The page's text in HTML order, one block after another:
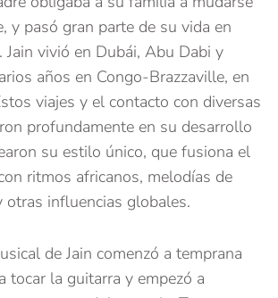
y pasó gran parte de su vida en
Jain vivió en Dubái, Abu Dabi y
años en Congo-Brazzaville, en
viajes y el contacto con diversas
profundamente en su desarrollo
su estilo único, que fusiona el
ritmos africanos, melodías de
otras influencias globales.
de Jain comenzó a temprana
tocar la guitarra y empezó a